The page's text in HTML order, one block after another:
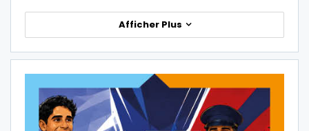
Afficher Plus